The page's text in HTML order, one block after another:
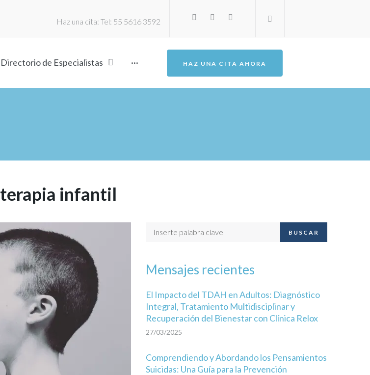
Haz una cita: Tel: 55 5616 3592
Directorio de Especialistas ··· HAZ UNA CITA AHORA
terapia infantil
BUSCAR
Mensajes recientes
El Impacto del TDAH en Adultos: Diagnóstico
Integral, Tratamiento Multidisciplinar y
Recuperación del Bienestar con Clínica Relox
27/03/2025
Comprendiendo y Abordando los Pensamientos
Suicidas: Una Guía para la Prevención